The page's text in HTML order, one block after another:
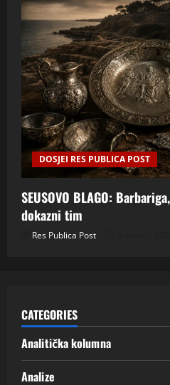
DOSJEI RES PUBLICA POST
SEUSOVO BLAGO:
dokazni tim
Res Publica Post
CATEGORIES
Analitička kolumna
Analize